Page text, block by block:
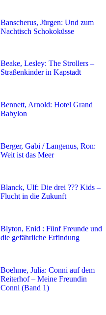
Banscherus, Jürgen: Und zum
Nachtisch Schokoküsse
Beake, Lesley: The Strollers –
Straßenkinder in Kapstadt
Bennett, Arnold: Hotel Grand
Babylon
Berger, Gabi / Langenus, Ron:
Weit ist das Meer
Blanck, Ulf: Die drei ??? Kids –
Flucht in die Zukunft
Blyton, Enid : Fünf Freunde und
die gefährliche Erfindung
Boehme, Julia: Conni auf dem
Reiterhof – Meine Freundin
Conni (Band 1)